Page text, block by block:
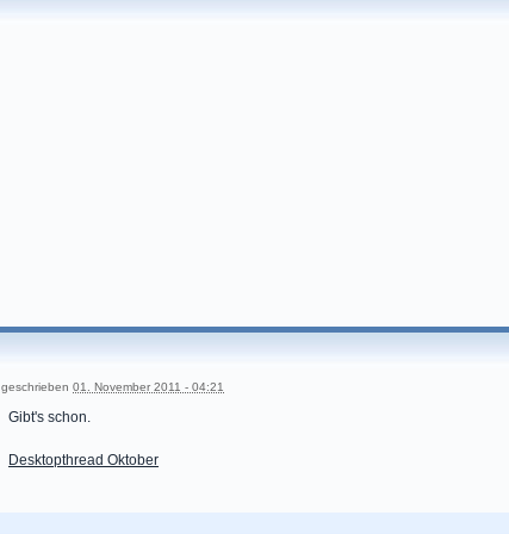
geschrieben 01. November 2011 - 04:21
Gibt's schon.
Desktopthread Oktober